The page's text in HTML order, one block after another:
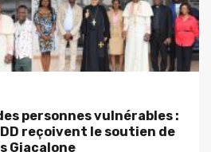
personnes vulnérables :
reçoivent le soutien de
Giacalone